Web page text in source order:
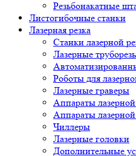
Резьбонакатные
Листогибочные станки
Лазерная резка
Станки лазерной
Лазерные
Роботы для
Лазерные граверы
Аппараты
Аппараты
Чиллеры
Лазерные головки
Дополнительные